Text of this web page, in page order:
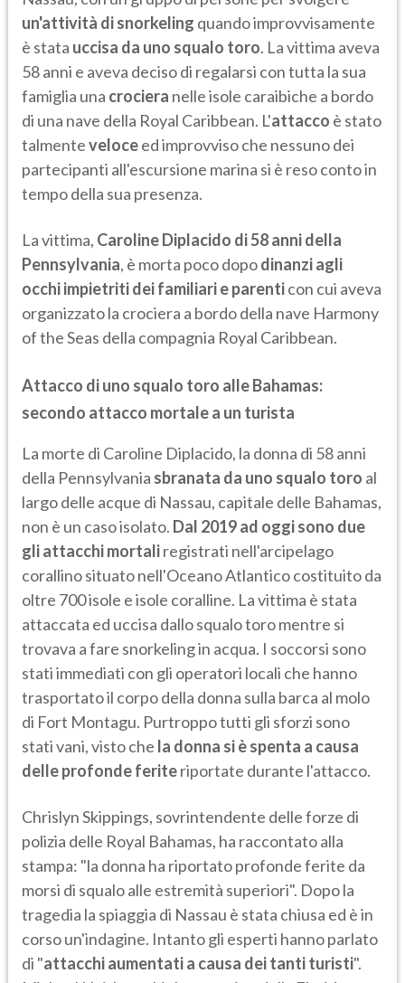
un'attività di snorkeling quando improvvisamente
è stata uccisa da uno squalo toro. La vittima aveva
58 anni e aveva deciso di regalarsi con tutta la sua
famiglia una crociera nelle isole caraibiche a bordo
di una nave della Royal Caribbean. L'attacco è stato
talmenteveloceed improvviso che nessuno dei
partecipanti all'escursione marina si è reso conto in
tempo della sua presenza.
La vittima, Caroline Diplacido di 58 anni della
Pennsylvania, è morta poco dopodinanzi agli
occhi impietriti dei familiari e parenticon cui aveva
organizzato la crociera a bordo della nave Harmony
of the Seas della compagnia Royal Caribbean.
Attacco di uno squalo toro alle Bahamas:
secondo attacco mortale a un turista
La morte di Caroline Diplacido, la donna di 58 anni
della Pennsylvania sbranata da uno squalo toro al
largo delle acque di Nassau, capitale delle Bahamas,
non è un caso isolato. Dal 2019 ad oggi sono due
gli attacchi mortaliregistrati nell'arcipelago
corallino situato nell'Oceano Atlantico costituito da
oltre 700 isole e isole coralline. La vittima è stata
attaccata ed uccisa dallo squalo toro mentre si
trovava a fare snorkeling in acqua. I soccorsi sono
stati immediati con gli operatori locali che hanno
trasportato il corpo della donna sulla barca al molo
di Fort Montagu. Purtroppo tutti gli sforzi sono
stati vani, visto che la donna si è spenta a causa
delle profonde feriteriportate durante l'attacco.
Chrislyn Skippings, sovrintendente delle forze di
polizia delle Royal Bahamas, ha raccontato alla
stampa: "la donna ha riportato profonde ferite da
morsi di squalo alle estremità superiori". Dopo la
tragedia la spiaggia di Nassau è stata chiusa ed è in
corso un'indagine. Intanto gli esperti hanno parlato
di "attacchi aumentati a causa dei tanti turisti".